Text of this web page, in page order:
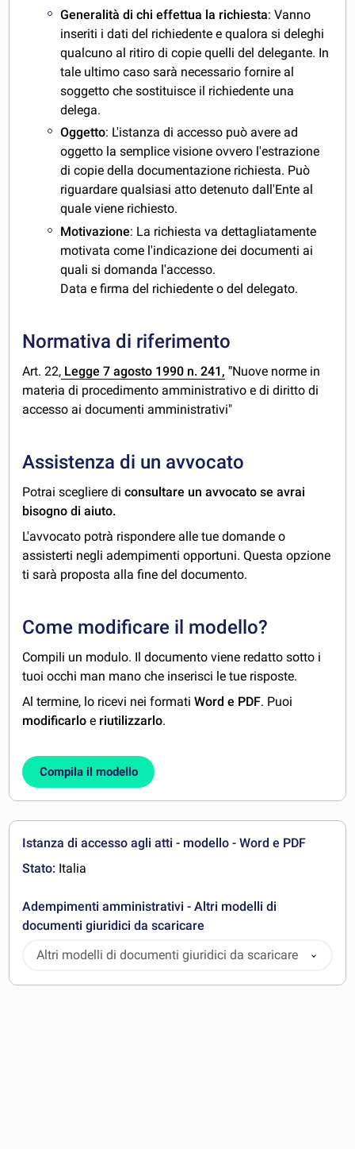
Generalità di chi effettua la richiesta: Vanno
inseriti i dati del richiedente e qualora si deleghi
qualcuno al ritiro di copie quelli del delegante. In
tale ultimo caso sarà necessario fornire al
soggetto che sostituisce il richiedente una
delega.
Oggetto: L'istanza di accesso può avere ad
oggetto la semplice visione ovvero l'estrazione
di copie della documentazione richiesta. Può
riguardare qualsiasi atto detenuto dall'Ente al
quale viene richiesto.
Motivazione: La richiesta va dettagliatamente
motivata come l'indicazione dei documenti ai
quali si domanda l'accesso.
Data e firma del richiedente o del delegato.
Normativa di riferimento
Art. 22, Legge 7 agosto 1990 n. 241, "Nuove norme in
materia di procedimento amministrativo e di diritto di
accesso ai documenti amministrativi"
Assistenza di un avvocato
Potrai scegliere diconsultare un avvocato se avrai
bisogno di aiuto.
L'avvocato potrà rispondere alle tue domande o
assisterti negli adempimenti opportuni. Questa opzione
ti sarà proposta alla fine del documento.
Come modificare il modello?
Compili un modulo. Il documento viene redatto sotto i
tuoi occhi man mano che inserisci le tue risposte.
Al termine, lo ricevi nei formatiWord e PDF. Puoi
modificarlo e riutilizzarlo.
Compila il modello
Istanza di accesso agli atti - modello - Word e PDF
Stato: Italia
Adempimenti amministrativi - Altri modelli di
documenti giuridici da scaricare
Altri modelli di documenti giuridici da scaricare